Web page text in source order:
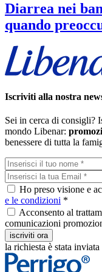
Diarrea nei
quando
Iscriviti alla nostra
Sei in cerca di consigli?
mondo Libenar:
benessere di tutta la
Ho preso visione e
e le condizioni *
Acconsento al
comunicazioni
iscriviti ora
la richiesta è stata inviata